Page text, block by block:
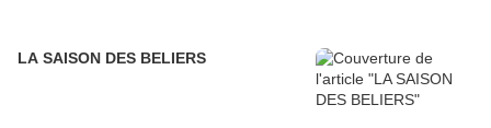
LA SAISON DES BELIERS